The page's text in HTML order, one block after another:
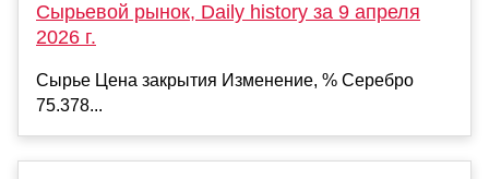
Сырьевой рынок, Daily history за 9 апреля
2026 г.
Сырье Цена закрытия Изменение, % Серебро
75.378...